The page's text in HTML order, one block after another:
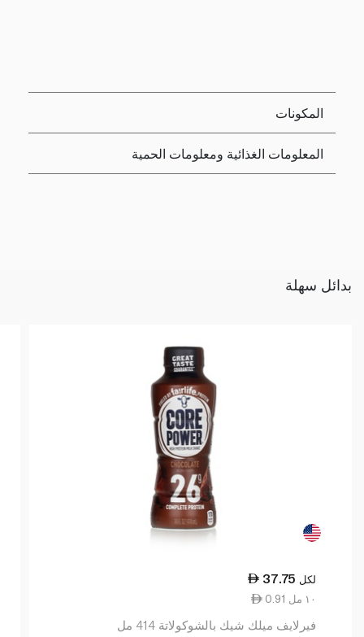
المكونات
المعلومات الغذائية ومعلومات الحمية
بدائل سهلة
37.75 لكل
0.91 ١٠ مل
فيرلايف ميلك شيك بالشوكولاتة 414 مل